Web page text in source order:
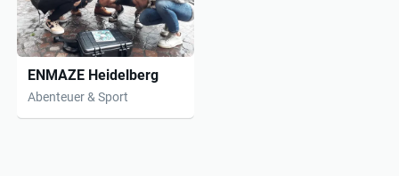
ENMAZE Heidelberg
Abenteuer & Sport